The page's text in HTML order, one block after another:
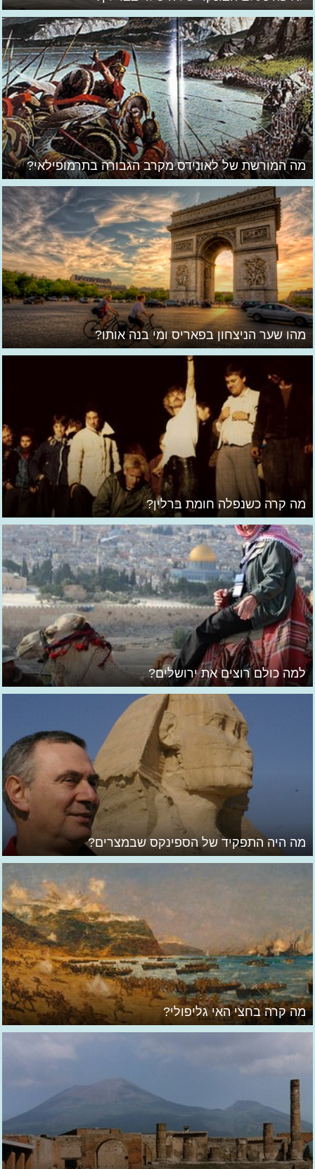
מה המורשת של לאונידס מקרב הגבורה בתרמופילאי?
מהו שער הניצחון בפאריס ומי בנה אותו?
מה קרה כשנפלה חומת ברלין?
למה כולם רוצים את ירושלים?
מה היה התפקיד של הספינקס שבמצרים?
מה קרה בחצי האי גליפולי?